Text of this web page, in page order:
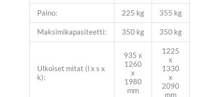
Paino: 225 kg 355 kg
Maksimikapasiteetti: 350 kg 350 kg
Ulkoiset mitat (l x s x
k):
935 x
1260
x
1980
mm
1225
x
1330
x
2090
mm